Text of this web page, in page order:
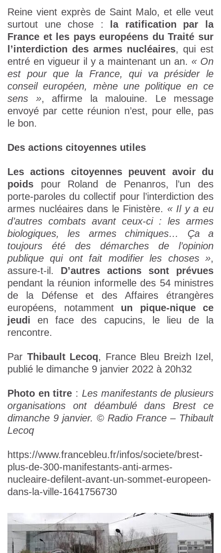
Reine vient exprès de Saint Malo, et elle veut
surtout une chose :
la ratification par la
France et les pays européens du Traité sur
l’interdiction des armes nucléaires, qui est
entré en vigueur il y a maintenant un an. « On
est pour que la France, qui va présider le
conseil européen, mène une politique en ce
sens », affirme la malouine. Le message
envoyé par cette réunion n’est, pour elle, pas
le bon.
Des actions citoyennes utiles
Les actions citoyennes peuvent avoir du
poids pour Roland de Penanros, l’un des
porte-paroles du collectif pour l’interdiction des
armes nucléaires dans le Finistère. « Il y a eu
d’autres combats avant ceux-ci : les armes
biologiques, les armes chimiques… Ça a
toujours été des démarches de l’opinion
publique qui ont fait modifier les choses »,
assure-t-il. D’autres actions sont prévues
pendant la réunion informelle des 54 ministres
de la Défense et des Affaires étrangères
européens, notamment un pique-nique ce
jeudi en face des capucins, le lieu de la
rencontre.
Par Thibault Lecoq, France Bleu Breizh Izel,
publié le dimanche 9 janvier 2022 à 20h32
Photo en titre : Les manifestants de plusieurs
organisations ont déambulé dans Brest ce
dimanche 9 janvier. © Radio France – Thibault
Lecoq
https://www.francebleu.fr/infos/societe/brest-
plus-de-300-manifestants-anti-armes-
nucleaire-defilent-avant-un-sommet-europeen-
dans-la-ville-1641756730